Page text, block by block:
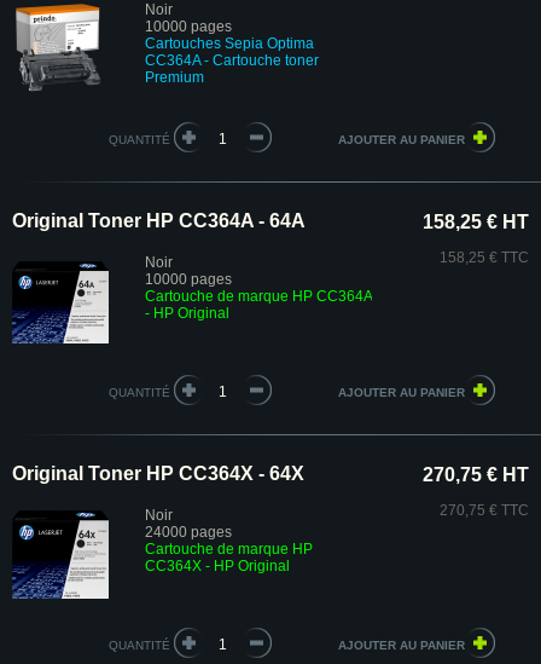
Noir
10000 pages
Cartouches Sepia Optima
CC364A - Cartouche toner
Premium
QUANTITÉ
Original Toner HP CC364A - 64A
Noir
10000 pages
Cartouche de marque HP CC364A
- HP Original
158,25 € HT
158,25 € TTC
QUANTITÉ
Original Toner HP CC364X - 64X
Noir
24000 pages
Cartouche de marque HP
CC364X - HP Original
270,75 € HT
270,75 € TTC
QUANTITÉ